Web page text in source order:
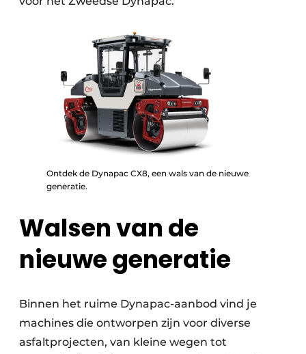
Ontdek de Dynapac CX8, een wals van de nieuwe
generatie.
Walsen van de
nieuwe generatie
Binnen het ruime Dynapac-aanbod vind je
machines die ontworpen zijn voor diverse
asfaltprojecten, van kleine wegen tot